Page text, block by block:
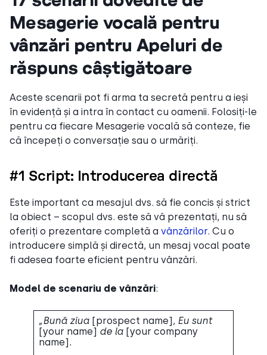
Mesagerie vocală pentru
vânzări pentru Apeluri de
răspuns câștigătoare
Aceste scenarii pot fi arma ta secretă pentru a ieși
în evidență și a intra în contact cu oamenii. Folosiți-le
pentru ca fiecare Mesagerie vocală să conteze, fie
că începeți o conversație sau o urmăriți.
#1 Script: Introducerea directă
Este important ca mesajul dvs. să fie concis și strict
la obiect – scopul dvs. este să vă prezentați, nu să
oferiți o prezentare completă a vânzărilor. Cu o
introducere simplă și directă, un mesaj vocal poate
fi adesea foarte eficient pentru vânzări.
Model de scenariu de vânzări:
„Bună ziua [prospect name], Eu sunt
[your name] de la [your company
name].